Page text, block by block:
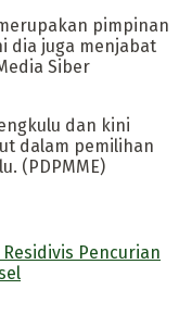
pimpinan
dia juga menjabat
Siber
dan kini
dalam pemilihan
(PDPMME)